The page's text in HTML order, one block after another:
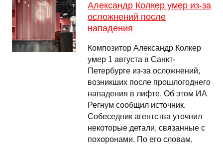
Александр Колкер умер из-за
осложнений после
нападения
Композитор Александр Колкер
умер 1 августа в Санкт-
Петербурге из-за осложнений,
возникших после прошлогоднего
нападения в лифте. Об этом ИА
Регнум сообщил источник.
Собеседник агентства уточнил
некоторые детали, связанные с
похоронами. По его словам,